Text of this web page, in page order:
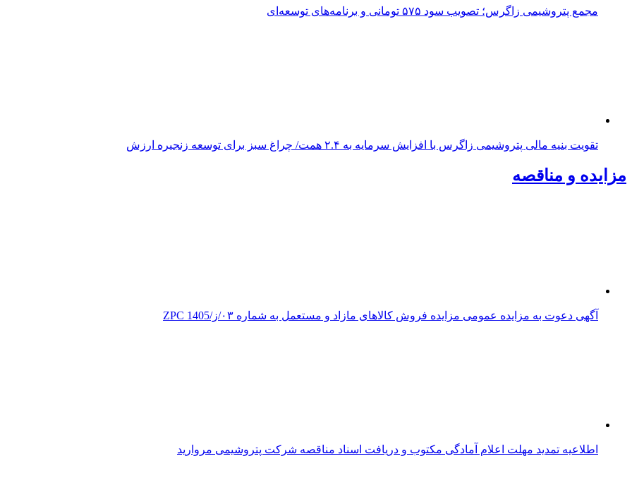
مجمع پتروشیمی زاگرس؛ تصویب سود ۵۷۵ تومانی و برنامه‌های توسعه‌ای
تقویت بنیه مالی پتروشیمی زاگرس با افزایش سرمایه به ۲.۴ همت/ چراغ سبز برای توسعه زنجیره ارزش
مزایده و مناقصه
آگهی دعوت به مزایده عمومی مزایده فروش کالاهای مازاد و مستعمل به شماره ۰۳/ز/ZPC 1405
اطلاعیه تمدید مهلت اعلام آمادگی مکتوب و دریافت اسناد مناقصه شرکت پتروشیمی مروارید